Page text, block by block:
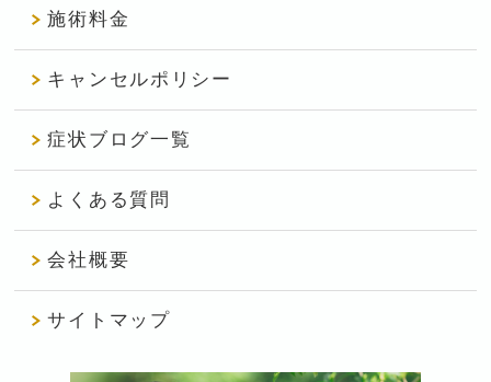
施術料金
キャンセルポリシー
症状ブログ一覧
よくある質問
会社概要
サイトマップ